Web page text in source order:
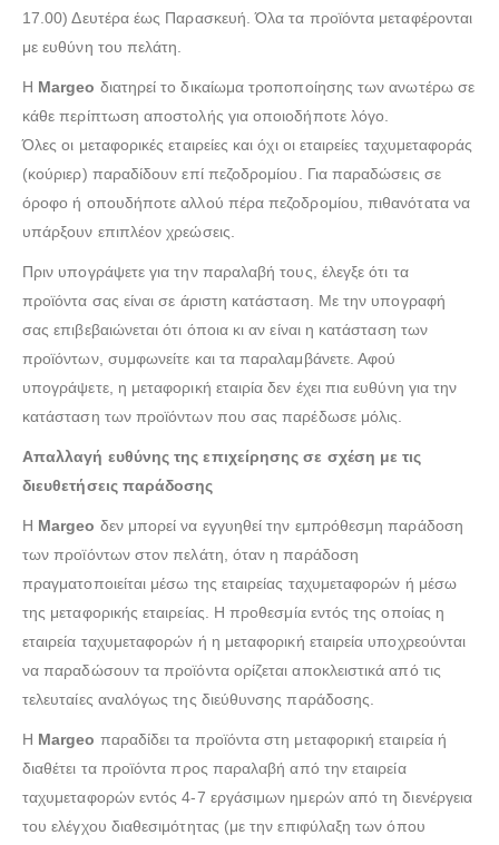
17.00) Δευτέρα έως Παρασκευή. Όλα τα προϊόντα μεταφέρονται
με ευθύνη του πελάτη.
Η Margeo διατηρεί το δικαίωμα τροποποίησης των ανωτέρω σε
κάθε περίπτωση αποστολής για οποιοδήποτε λόγο.
Όλες οι μεταφορικές εταιρείες και όχι οι εταιρείες ταχυμεταφοράς
(κούριερ) παραδίδουν επί πεζοδρομίου. Για παραδώσεις σε
όροφο ή οπουδήποτε αλλού πέρα πεζοδρομίου, πιθανότατα να
υπάρξουν επιπλέον χρεώσεις.
Πριν υπογράψετε για την παραλαβή τους, έλεγξε ότι τα
προϊόντα σας είναι σε άριστη κατάσταση. Με την υπογραφή
σας επιβεβαιώνεται ότι όποια κι αν είναι η κατάσταση των
προϊόντων, συμφωνείτε και τα παραλαμβάνετε. Αφού
υπογράψετε, η μεταφορική εταιρία δεν έχει πια ευθύνη για την
κατάσταση των προϊόντων που σας παρέδωσε μόλις.
Απαλλαγή ευθύνης της επιχείρησης σε σχέση με τις
διευθετήσεις παράδοσης
Η Margeo δεν μπορεί να εγγυηθεί την εμπρόθεσμη παράδοση
των προϊόντων στον πελάτη, όταν η παράδοση
πραγματοποιείται μέσω της εταιρείας ταχυμεταφορών ή μέσω
της μεταφορικής εταιρείας. Η προθεσμία εντός της οποίας η
εταιρεία ταχυμεταφορών ή η μεταφορική εταιρεία υποχρεούνται
να παραδώσουν τα προϊόντα ορίζεται αποκλειστικά από τις
τελευταίες αναλόγως της διεύθυνσης παράδοσης.
Η Margeo παραδίδει τα προϊόντα στη μεταφορική εταιρεία ή
διαθέτει τα προϊόντα προς παραλαβή από την εταιρεία
ταχυμεταφορών εντός 4-7 εργάσιμων ημερών από τη διενέργεια
του ελέγχου διαθεσιμότητας (με την επιφύλαξη των όπου